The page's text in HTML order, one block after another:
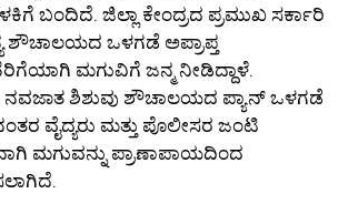
ಬಂದಿದೆ. ಜಿಲ್ಲಾ ಕೇಂದ್ರದ ಪ್ರಮುಖ ಸರ್ಕಾರಿ
ಶೌಚಾಲಯದ ಒಳಗಡೆ ಅಪ್ರಾಪ್ತ
ಮಗುವಿಗೆ ಜನ್ಮ ನೀಡಿದ್ದಾಳೆ.
ನವಜಾತ ಶಿಶುವು ಶೌಚಾಲಯದ ಪ್ಯಾನ್ ಒಳಗಡೆ
ವೈದ್ಯರು ಮತ್ತು ಪೊಲೀಸರ ಜಂಟಿ
ಮಗುವನ್ನು ಪ್ರಾಣಾಪಾಯದಿಂದ